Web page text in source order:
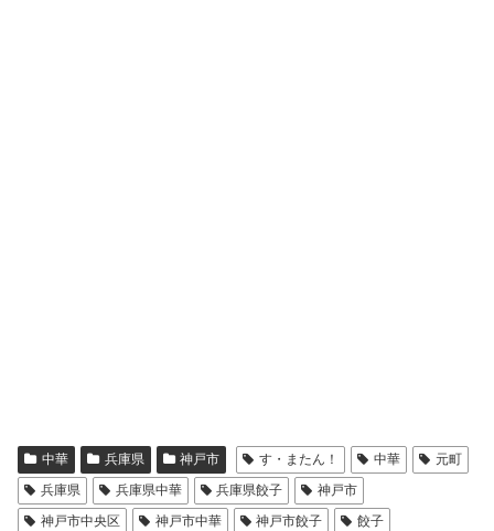
中華 兵庫県 神戸市 す・またん！ 中華
元町
兵庫県
兵庫県中華 兵庫県餃子
神戸市
神戸市中央区
神戸市中華 神戸市餃子 餃子